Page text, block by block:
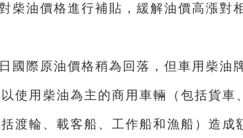
對柴油價格進行補貼，緩解油價高漲對
國際原油價格稍為回落，但車用柴油
使用柴油為主的商用車輛（包括貨車
渡輪、載客船、工作船和漁船）造成